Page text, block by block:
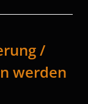
/
werden